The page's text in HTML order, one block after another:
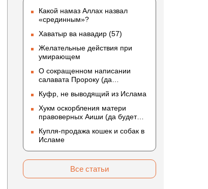
Какой намаз Аллах назвал
«срединным»?
Хаватыр ва навадир (57)
Желательные действия при
умирающем
О сокращенном написании
салавата Пророку (да
приветствует)
Куфр, не выводящий из Ислама
Хукм оскорбления матери
правоверных Аиши (да будет
Купля-продажа кошек и собак в
Исламе
Все статьи